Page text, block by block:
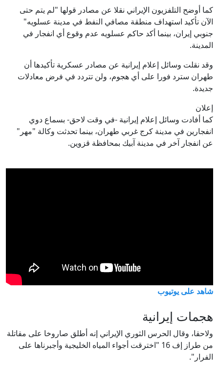
كما أوضح التلفزيون الإيراني نقلا عن مصادر قولها "لم يتم حتى
الآن تأكيد استهداف منطقة مصافي النفط في مدينة عسلويه"
جنوبي إيران، بينما أكد حاكم عسلويه عدم وقوع أي انفجار في
المدينة.
وقد نقلت وسائل إعلام إيرانية عن مصادر عسكرية تأكيدها أن
طهران سترد فورا على أي هجوم، ولن تتردد في فرض معادلات
جديدة.
إعلان
كما أفادت وسائل إعلام إيرانية -في وقت لاحق- بسماع دوي
انفجارين في مدينة كرج غربي طهران، بينما تحدثت وكالة "مهر"
عن انفجار آخر في مدينة آبيك بمحافظة قزوين.
شاهد على يوتيوب
هجمات إيرانية
ولاحقا، وقال الحرس الثوري الإيراني إنه أطلق صاروخا على مقاتلة
من طراز إف 16 "اخترقت أجواء المياه الخليجية وأجبرناها على
الفرار".